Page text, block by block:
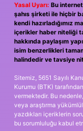
Yasal Uyarı: Bu
şahıs şirketi ile hiçbir
kendi hazırladığımız
içerikler haber niteliği
hakkında paylaşım
isim benzerlikleri
halindedir ve tavsiye
Sitemiz, 5651 Sayılı
Kurumu (BTK)
vermektedir. Bu
veya araştırma
yazdıkları içeriklerin
bu sorumluluğu kabul